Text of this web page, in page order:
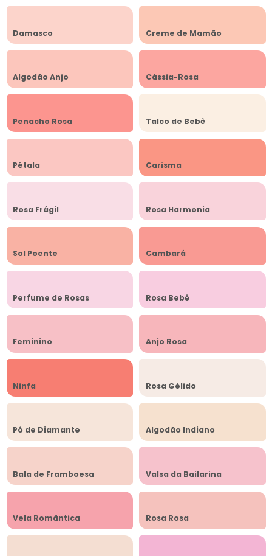
Damasco Creme de Mamão
Algodão Anjo Cássia-Rosa
Penacho Rosa Talco de Bebê
Pétala Carisma
Rosa Frágil Rosa Harmonia
Sol Poente Cambará
Perfume de Rosas Rosa Bebê
Feminino Anjo Rosa
Ninfa Rosa Gélido
Pó de Diamante Algodão Indiano
Bala de Framboesa Valsa da Bailarina
Vela Romântica Rosa Rosa